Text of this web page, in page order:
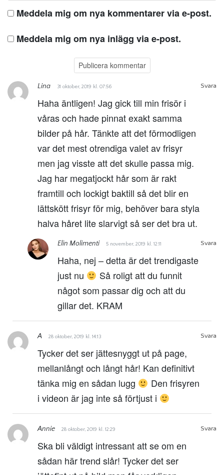
Meddela mig om nya kommentarer via e-post.
Meddela mig om nya inlägg via e-post.
Svara
Lina 31 oktober, 2019 kl. 07:56
Haha äntligen! Jag gick till min frisör i
våras och hade pinnat exakt samma
bilder på hår. Tänkte att det förmodligen
var det mest otrendiga valet av frisyr
men jag visste att det skulle passa mig.
Jag har megatjockt hår som är rakt
framtill och lockigt baktill så det blir en
lättskött frisyr för mig, behöver bara styla
halva håret lite slarvigt så ser det bra ut.
Svara
Elin Molimenti 5 november, 2019 kl. 12:11
Haha, nej – detta är det trendigaste
just nu
Så roligt att du funnit
något som passar dig och att du
gillar det. KRAM
Svara
A 28 oktober, 2019 kl. 14:13
Tycker det ser jättesnyggt ut på page,
mellanlångt och långt hår! Kan definitivt
tänka mig en sådan lugg
Den frisyren
i videon är jag inte så förtjust i
Svara
Annie 28 oktober, 2019 kl. 12:29
Ska bli väldigt intressant att se om en
sådan här trend slår! Tycker det ser